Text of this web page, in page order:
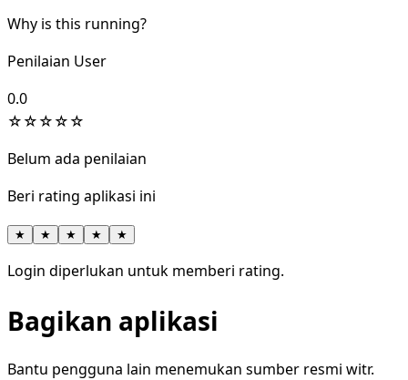
Why is this running?
Penilaian User
0.0
☆☆☆☆☆
Belum ada penilaian
Beri rating aplikasi ini
★ ★ ★ ★ ★
Login diperlukan untuk memberi rating.
Bagikan aplikasi
Bantu pengguna lain menemukan sumber resmi witr.